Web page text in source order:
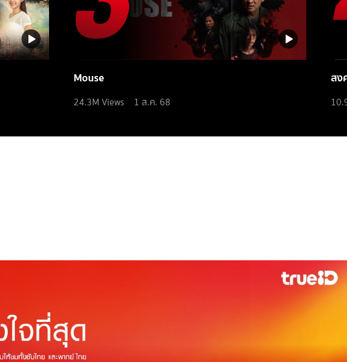
Mouse
24.3M Views 1 ส.ค. 68
สง